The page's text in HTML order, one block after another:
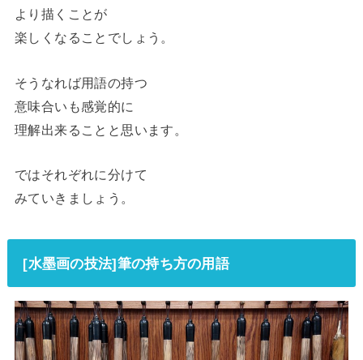
より描くことが
楽しくなることでしょう。
そうなれば用語の持つ
意味合いも感覚的に
理解出来ることと思います。
ではそれぞれに分けて
みていきましょう。
[水墨画の技法]筆の持ち方の用語